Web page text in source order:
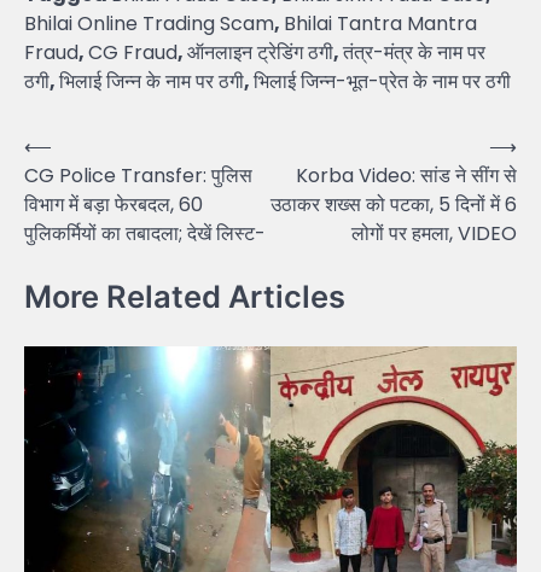
Bhilai Online Trading Scam, Bhilai Tantra Mantra
Fraud,CG Fraud,ऑनलाइन ट्रेडिंग ठगी,तंत्र-मंत्र के नाम पर
ठगी,भिलाई जिन्न के नाम पर ठगी,भिलाई जिन्न-भूत-प्रेत के नाम पर ठगी
Post
navigation
⟵
CG Police Transfer: पुलिस
विभाग में बड़ा फेरबदल, 60
पुलिकर्मियों का तबादला; देखें लिस्ट-
Korba Video: सांड ने सींग से
उठाकर शख्स को पटका, 5 दिनों में 6
लोगों पर हमला, VIDEO
⟶
More Related Articles